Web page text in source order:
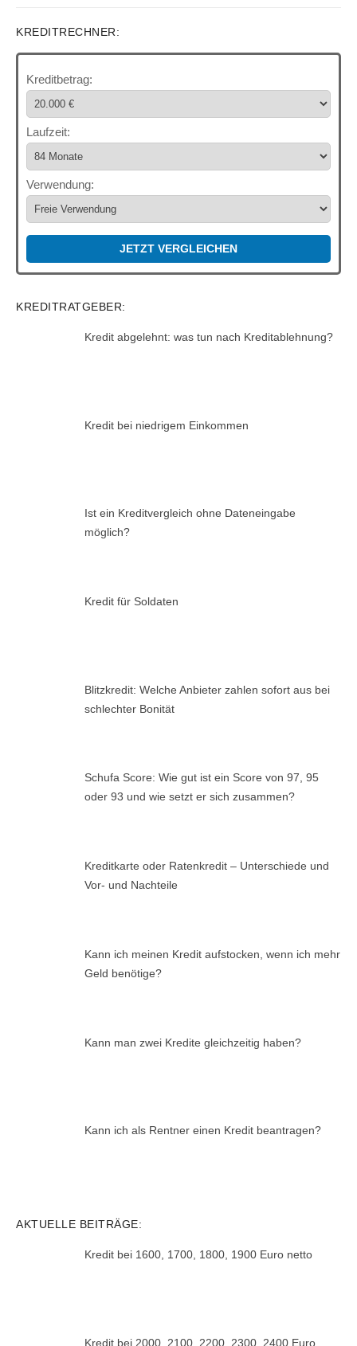
KREDITRECHNER:
Kreditbetrag:
Laufzeit:
Verwendung:
JETZT VERGLEICHEN
KREDITRATGEBER:
Kredit abgelehnt: was tun nach Kreditablehnung?
Kredit bei niedrigem Einkommen
Ist ein Kreditvergleich ohne Dateneingabe
möglich?
Kredit für Soldaten
Blitzkredit: Welche Anbieter zahlen sofort aus bei
schlechter Bonität
Schufa Score: Wie gut ist ein Score von 97, 95
oder 93 und wie setzt er sich zusammen?
Kreditkarte oder Ratenkredit – Unterschiede und
Vor- und Nachteile
Kann ich meinen Kredit aufstocken, wenn ich mehr
Geld benötige?
Kann man zwei Kredite gleichzeitig haben?
Kann ich als Rentner einen Kredit beantragen?
AKTUELLE BEITRÄGE:
Kredit bei 1600, 1700, 1800, 1900 Euro netto
Kredit bei 2000, 2100, 2200, 2300, 2400 Euro